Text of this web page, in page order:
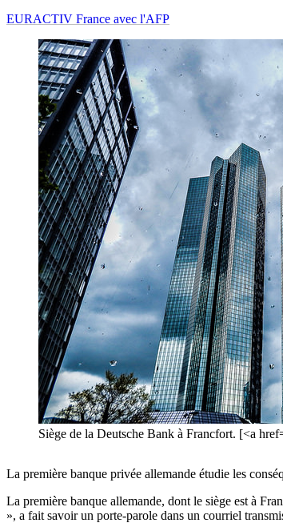
EURACTIV France avec l'AFP
Siège de la Deutsche Bank à Francfort. [<a
La première banque privée allemande étudie les
La première banque allemande, dont le siège est à
», a fait savoir un porte-parole dans un courriel